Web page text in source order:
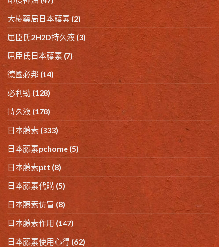
大樹藥局日本藤素(2)
屈臣氏2H2D持久液 (3)
屈臣氏日本藤素 (7)
德國必邦 (14)
必利勁 (128)
持久液 (178)
日本藤素 (333)
日本藤素pchome (5)
日本藤素ptt (8)
日本藤素代購 (5)
日本藤素仿冒 (8)
日本藤素作用 (147)
日本藤素使用心得 (62)